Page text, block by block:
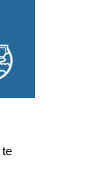
te